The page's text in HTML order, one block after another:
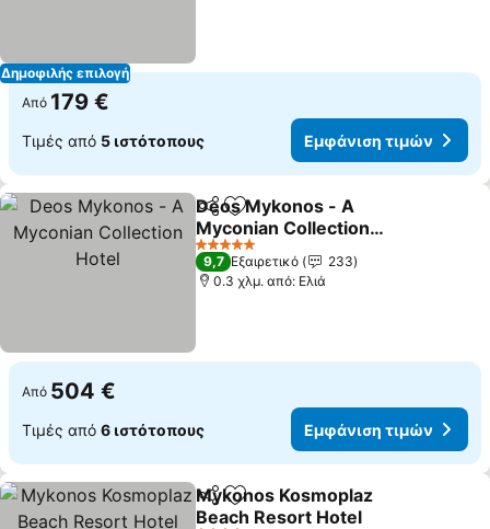
Δημοφιλής επιλογή
Από 179 €
Τιμές από 5 ιστότοπους Εμφάνιση τιμών
Κοινοποίηση
Προσθήκη στα αγαπημένα
Deos Mykonos - A
Myconian Collection
Hotel
5 Αστέρια
9,7 Εξαιρετικό
233
0.3 χλμ. από: Ελιά
Από 504 €
Τιμές από 6 ιστότοπους Εμφάνιση τιμών
Κοινοποίηση
Προσθήκη στα αγαπημένα
Mykonos Kosmoplaz
Beach Resort Hotel